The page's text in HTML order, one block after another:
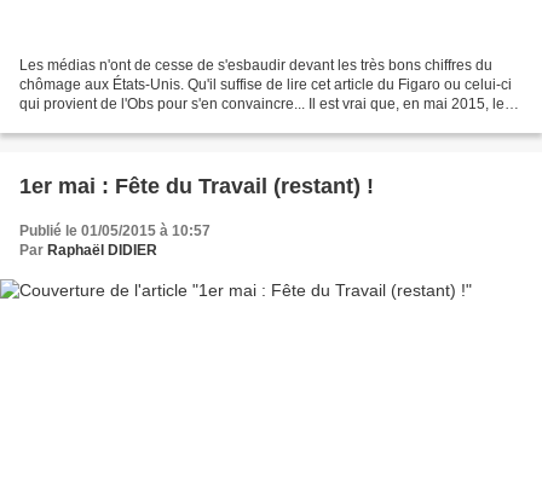
Les médias n'ont de cesse de s'esbaudir devant les très bons chiffres du
chômage aux États-Unis. Qu'il suffise de lire cet article du Figaro ou celui-ci
qui provient de l'Obs pour s'en convaincre... Il est vrai que, en mai 2015, le
1er mai : Fête du Travail (restant) !
Publié le 01/05/2015 à 10:57
Par Raphaël DIDIER